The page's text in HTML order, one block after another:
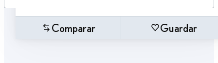
Comparar Guardar